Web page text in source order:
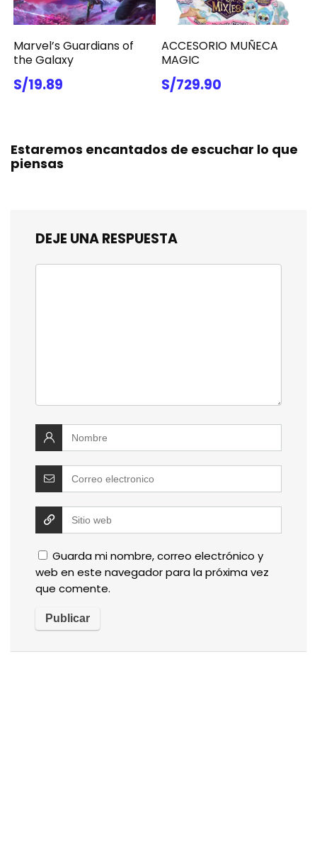
Marvel’s Guardians of
the Galaxy
S/19.89
ACCESORIO MUÑECA
MAGIC
S/729.90
Estaremos encantados de escuchar lo que
piensas
DEJE UNA RESPUESTA
Guarda mi nombre, correo electrónico y
web en este navegador para la próxima vez
que comente.